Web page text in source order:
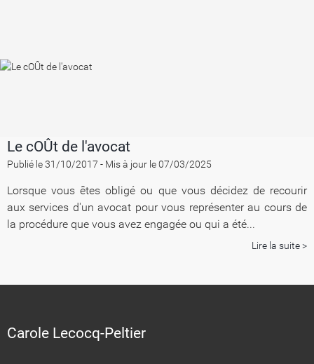
Le cOÛt de l'avocat
Publié le 31/10/2017 - Mis à jour le 07/03/2025
Lorsque vous êtes obligé ou que vous décidez de recourir
aux services d'un avocat pour vous représenter au cours de
la procédure que vous avez engagée ou qui a été...
Lire la suite >
Carole Lecocq-Peltier